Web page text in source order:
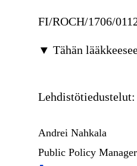
FI/ROCH/1706/
▼ Tähän
Lehdistötiedustelut:
Andrei Nahkala
Public Policy